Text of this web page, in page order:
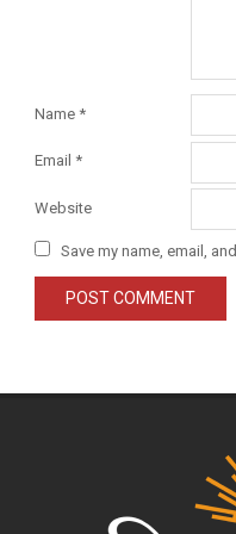
Name *
Email *
Website
Save my name, email,